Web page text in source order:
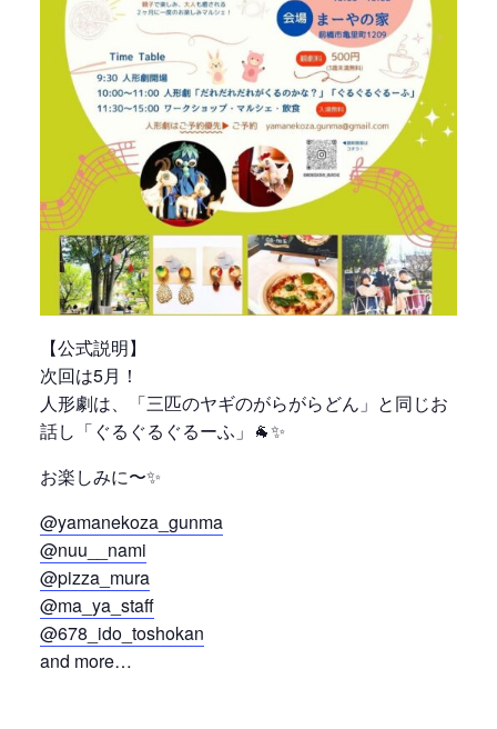
【公式説明】
次回は5月！
人形劇は、「三匹のヤギのがらがらどん」と同じお
話し「ぐるぐるぐるーふ」🐐✨
お楽しみに〜✨
@yamanekoza_gunma
@nuu__nami
@pizza_mura
@ma_ya_staff
@678_ido_toshokan
and more…